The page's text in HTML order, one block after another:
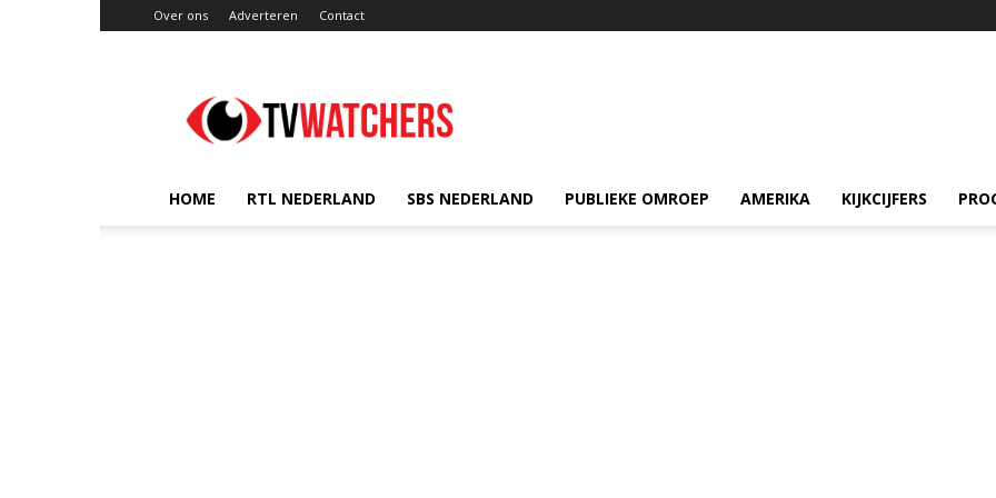
Over ons Adverteren Contact
HOME RTL NEDERLAND SBS NEDERLAND PUBLIEKE OMROEP AMERIKA KIJKCIJFERS